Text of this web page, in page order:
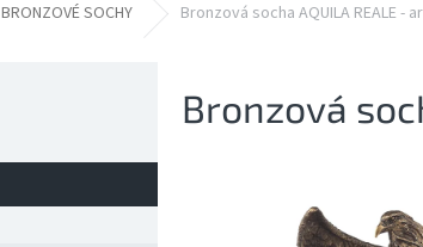
BRONZOVÉ SOCHY Bronzová socha AQUILA REALE -
Bronzová